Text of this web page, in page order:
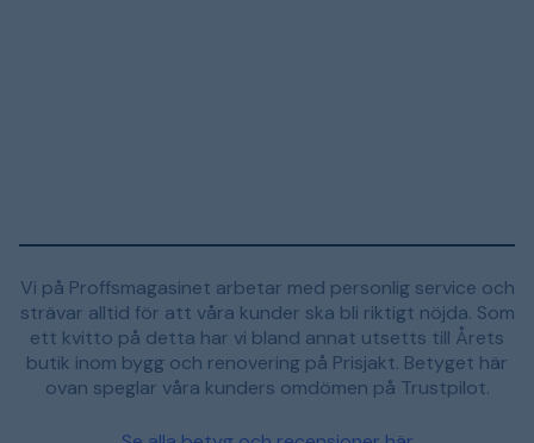
Vi på Proffsmagasinet arbetar med personlig service och
strävar alltid för att våra kunder ska bli riktigt nöjda. Som
ett kvitto på detta har vi bland annat utsetts till Årets
butik inom bygg och renovering på Prisjakt. Betyget här
ovan speglar våra kunders omdömen på Trustpilot.